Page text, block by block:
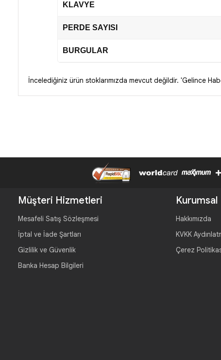
KLAVYE
PERDE SAYISI
BURGULAR
İncelediğiniz ürün stoklarımızda mevcut değildir. 'Gelince
Müşteri Hizmetleri
Mesafeli Satış Sözleşmesi
İptal ve İade Şartları
Gizlilik ve Güvenlik
Banka Hesap Bilgileri
Kurumsal
Hakkımızda
KVKK
Çerez